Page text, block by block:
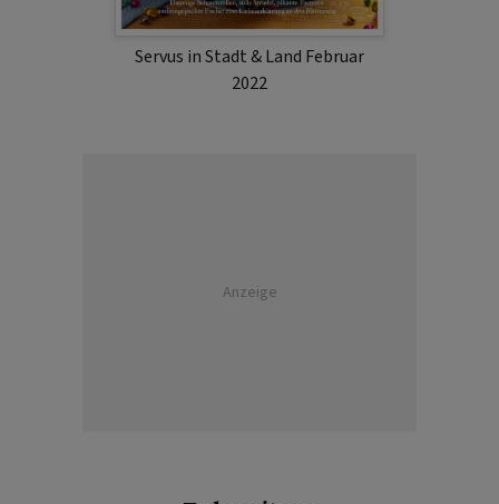
Servus in Stadt & Land Februar
2022
Anzeige